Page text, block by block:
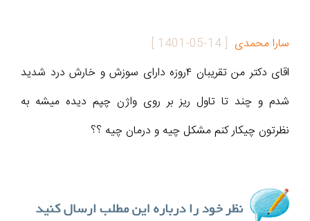
سارا محمدی [
1401-05-14
]
اقای دکتر من تقریبان ۴روزه دارای سوزش و خارش درد شدید
شدم و چند تا تاول ریز بر روی واژن چپم دیده میشه به
نظرتون چیکار کنم مشکل چیه و درمان چیه ؟؟